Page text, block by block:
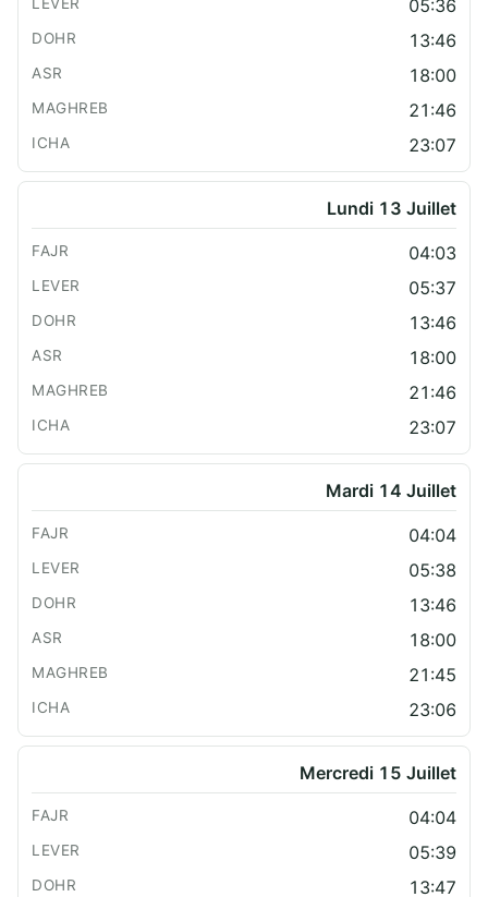
05:36
13:46
18:00
21:46
23:07
Lundi 13 Juillet
04:03
05:37
13:46
18:00
21:46
23:07
Mardi 14 Juillet
04:04
05:38
13:46
18:00
21:45
23:06
Mercredi 15 Juillet
04:04
05:39
13:47